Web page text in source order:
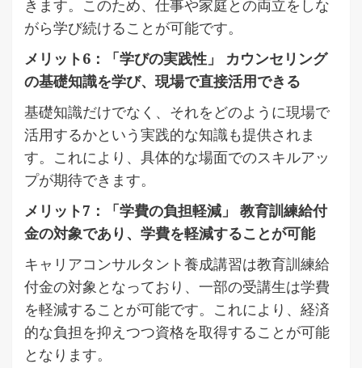
きます。このため、仕事や家庭との両立をしな
がら学び続けることが可能です。
メリット6：「学びの実践性」 カウンセリング
の基礎知識を学び、現場で直接活用できる
基礎知識だけでなく、それをどのように現場で
活用するかという実践的な知識も提供されま
す。これにより、具体的な場面でのスキルアッ
プが期待できます。
メリット7：「学費の負担軽減」 教育訓練給付
金の対象であり、学費を軽減することが可能
キャリアコンサルタント養成講習は教育訓練給
付金の対象となっており、一部の受講生は学費
を軽減することが可能です。これにより、経済
的な負担を抑えつつ資格を取得することが可能
となります。